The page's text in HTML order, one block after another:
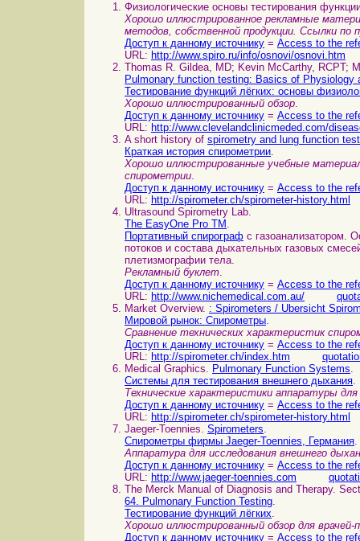
Физиологические основы тестирования
Хорошо иллюстрированное рекламные
методов, собственной продукции. Ссылки по
Доступ к данному источнику = Access to the
URL: http://www.spiro.ru/info/osnovi/osnovi.htm
Thomas R. Gildea, MD; Kevin McCarthy, RCPT;
Pulmonary function testing: Basics of Physiology
Тестирование функций лёгких: основы
Хорошо иллюстрированный обзор.
Доступ к данному источнику = Access to the
URL: http://www.clevelandclinicmeded.com/
A short history of spirometry and lung function
Краткая история спирометрии.
Хорошо иллюстрированные учебные
спирометрии.
Доступ к данному источнику = Access to the
URL: http://spirometer.ch/spirometer-history.html
Ultrasound Spirometry Lab.
The EasyOne Pro TM .
Портативный спирограф с газоанализатором.
потоков и состава дыхательных газовых
плетизмографии тела.
Рекламный буклет.
Доступ к данному источнику = Access to the
URL: http://www.nichemedical.com.au/
Market Overview. : Spirometers / Ubersicht
Мировой рынок: Спирометры.
Сравнение технических характеристик
Доступ к данному источнику = Access to the
URL: http://spirometer.ch/index.htm
Medical Graphics. Pulmonary Function Systems.
Системы для тестирования внешнего дыхания.
Технические характеристики аппаратуры для
Доступ к данному источнику = Access to the
URL: http://spirometer.ch/spirometer-history.html
Jaeger-Toennies. Spirometers.
Спирометры фирмы Jaeger-Toennies, Германия.
Аппаратура для исследования внешнего
Доступ к данному источнику = Access to the
URL: http://www.jaeger-toennies.com
The Merck Manual of Diagnosis and Therapy.
64. Pulmonary Function Testing.
Тестирование функций лёгких.
Хорошо иллюстрированный обзор для врачей-
Доступ к данному источнику = Access to the